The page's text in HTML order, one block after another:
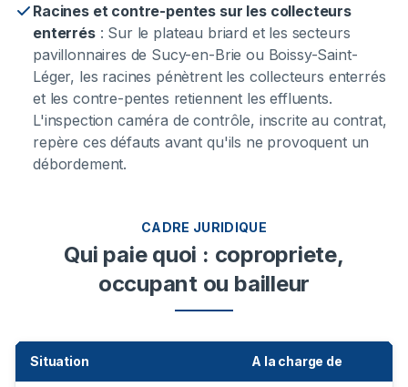
Racines et contre-pentes sur les collecteurs
enterrés: Sur le plateau briard et les secteurs
pavillonnaires de Sucy-en-Brie ou Boissy-Saint-
Léger, les racines pénètrent les collecteurs enterrés
et les contre-pentes retiennent les effluents.
L'inspection caméra de contrôle, inscrite au contrat,
repère ces défauts avant qu'ils ne provoquent un
débordement.
CADRE JURIDIQUE
Qui paie quoi : copropriete,
occupant ou bailleur
Situation A la charge de